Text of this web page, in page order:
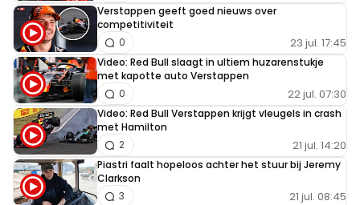
Verstappen geeft goed nieuws over
competitiviteit
23 jul. 17:45
0
Video: Red Bull slaagt in ultiem huzarenstukje
met kapotte auto Verstappen
22 jul. 07:30
0
Video: Red Bull Verstappen krijgt vleugels in crash
met Hamilton
21 jul. 14:20
2
Piastri faalt hopeloos achter het stuur bij Jeremy
Clarkson
21 jul. 08:45
3